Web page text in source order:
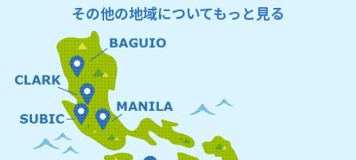
その他の地域についてもっと見る